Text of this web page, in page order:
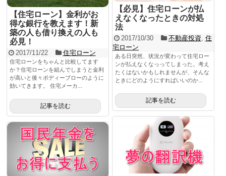
【住宅ローン】金利がお
得な銀行を教えます！新
築の人も借り換えの人も
必見！
2017/11/22 住宅ローン
住宅ローンをちゃんと比較してます
か？住宅ローンを組んでしまうと金利
が高いと後々ボディーブローのように
効いてきます。 住宅メーカ...
記事を読む
【必見】住宅ローンが払
えなくなったときの対処
法
2017/10/30 不動産投資, 住
宅ローン
ある日突然、状況が変わって住宅ロー
ンが払えなくなっってしまった。考え
たくはないかもしれませんが、そんな
ときにどのようにすればいいのか...
記事を読む
キャンピングカー
お問い合わせ